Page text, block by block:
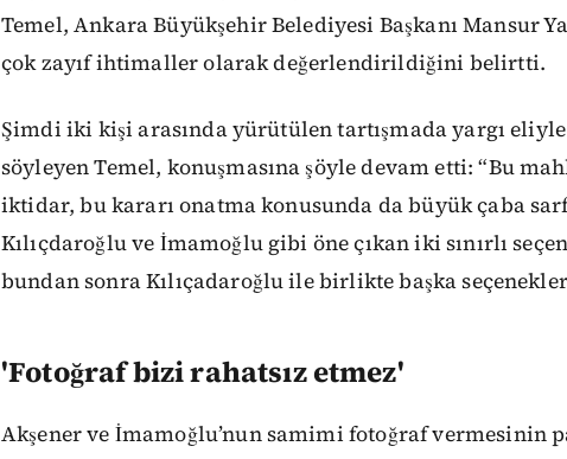
Temel, Ankara Büyükşehir Belediyesi Başkanı Mansur
çok zayıf ihtimaller olarak değerlendirildiğini belirtti.
Şimdi iki kişi arasında yürütülen tartışmada yargı
söyleyen Temel, konuşmasına şöyle devam etti: “Bu
iktidar, bu kararı onatma konusunda da büyük çaba
Kılıçdaroğlu ve İmamoğlu gibi öne çıkan iki sınırlı
bundan sonra Kılıçadaroğlu ile birlikte başka seçenekler
'Fotoğraf bizi rahatsız etmez'
Akşener ve İmamoğlu’nun samimi fotoğraf vermesinin